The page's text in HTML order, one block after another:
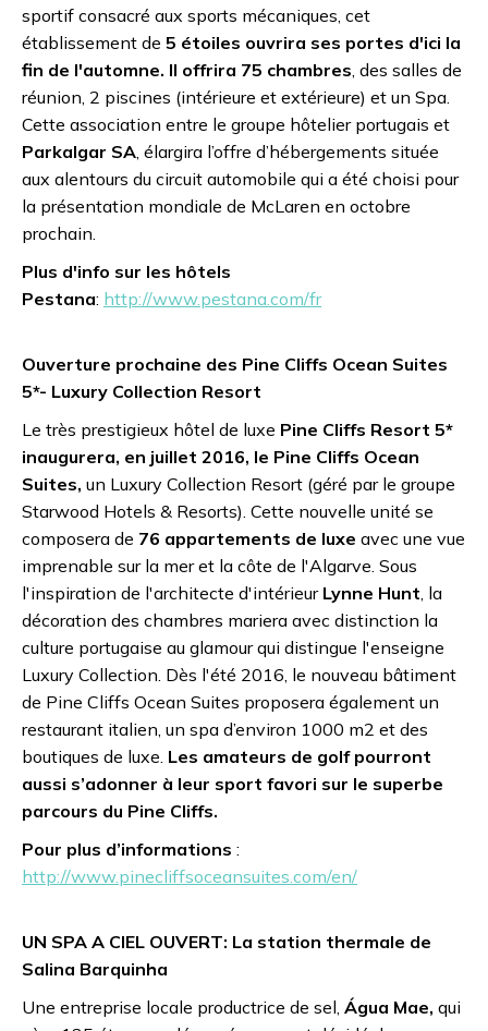
sportif consacré aux sports mécaniques, cet
établissement de 5 étoiles ouvrira ses portes d'ici la
fin de l'automne. Il offrira 75 chambres , des salles de
réunion, 2 piscines (intérieure et extérieure) et un Spa.
Cette association entre le groupe hôtelier portugais et
Parkalgar SA , élargira l’offre d’hébergements située
aux alentours du circuit automobile qui a été choisi pour
la présentation mondiale de McLaren en octobre
prochain.
Plus d'info sur les hôtels
Pestana: http://www.pestana.com/fr
Ouverture prochaine des Pine Cliffs Ocean Suites
5*- Luxury Collection Resort
Le très prestigieux hôtel de luxe Pine Cliffs Resort 5*
inaugurera, en juillet 2016, le Pine Cliffs Ocean
Suites, un Luxury Collection Resort (géré par le groupe
Starwood Hotels & Resorts). Cette nouvelle unité se
composera de 76 appartements de luxe avec une vue
imprenable sur la mer et la côte de l'Algarve. Sous
l'inspiration de l'architecte d'intérieur Lynne Hunt , la
décoration des chambres mariera avec distinction la
culture portugaise au glamour qui distingue l'enseigne
Luxury Collection. Dès l'été 2016, le nouveau bâtiment
de Pine Cliffs Ocean Suites proposera également un
restaurant italien, un spa d’environ 1000 m2 et des
boutiques de luxe. Les amateurs de golf pourront
aussi s’adonner à leur sport favori sur le superbe
parcours du Pine Cliffs.
Pour plus d’informations :
http://www.pinecliffsoceansuites.com/en/
UN SPA A CIEL OUVERT: La station thermale de
Salina Barquinha
Une entreprise locale productrice de sel, Água Mae, qui